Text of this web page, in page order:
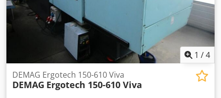
1 /4
DEMAG Ergotech 150-610 Viva
DEMAG Ergotech 150-610 Viva